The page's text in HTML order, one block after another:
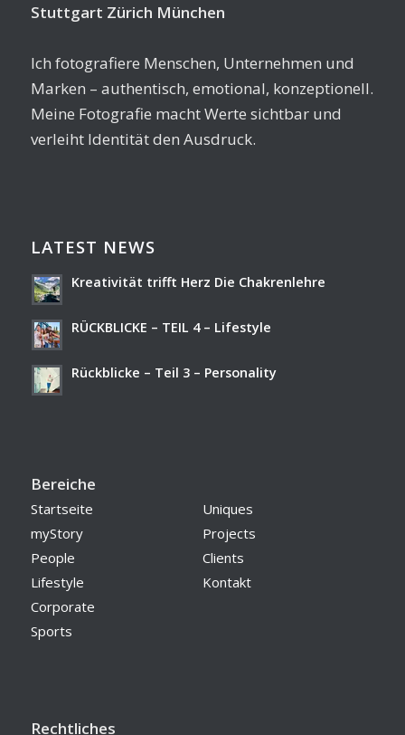
Stuttgart Zürich München
Ich fotografiere Menschen, Unternehmen und
Marken – authentisch, emotional, konzeptionell.
Meine Fotografie macht Werte sichtbar und
verleiht Identität den Ausdruck.
LATEST NEWS
Kreativität trifft Herz Die Chakrenlehre
RÜCKBLICKE – TEIL 4 – Lifestyle
Rückblicke – Teil 3 – Personality
Bereiche
Startseite
myStory
People
Lifestyle
Corporate
Sports
Uniques
Projects
Clients
Kontakt
Rechtliches